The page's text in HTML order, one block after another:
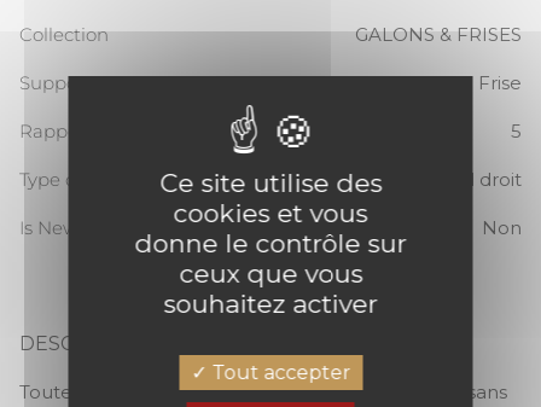
Collection GALONS & FRISES
Support Frise
Rapport Vertical 5
Type de raccord Raccord droit
Is New Non
DESCRIPTION
LA CHARMANTE
Toute en transparence La Charmante se dévoile sans
Ce site utilise des
cookies et vous
donne le contrôle sur
ceux que vous
souhaitez activer
Tout accepter